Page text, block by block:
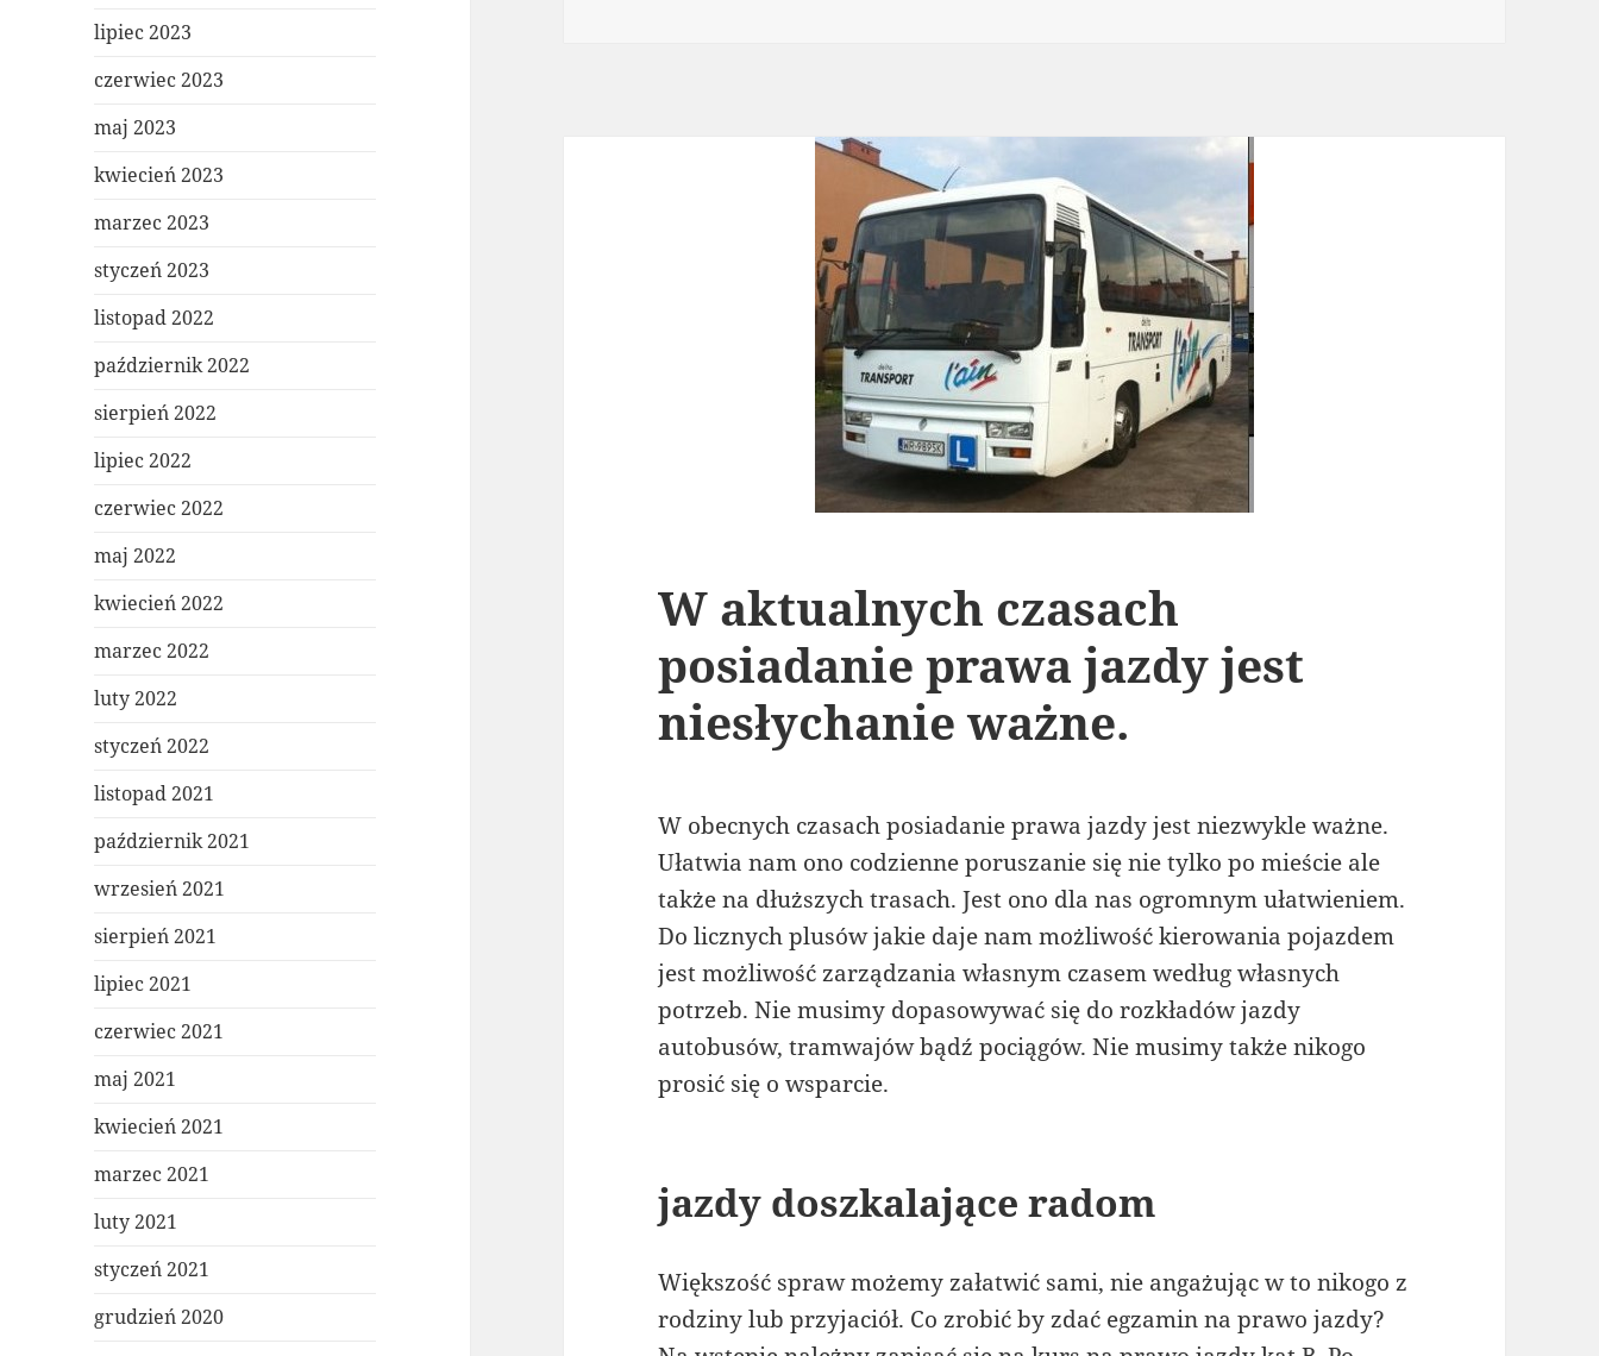
lipiec 2023
czerwiec 2023
maj 2023
kwiecień 2023
marzec 2023
styczeń 2023
listopad 2022
październik 2022
sierpień 2022
lipiec 2022
czerwiec 2022
maj 2022
kwiecień 2022
marzec 2022
luty 2022
styczeń 2022
listopad 2021
październik 2021
wrzesień 2021
sierpień 2021
lipiec 2021
czerwiec 2021
maj 2021
kwiecień 2021
marzec 2021
luty 2021
styczeń 2021
grudzień 2020
W aktualnych czasach
posiadanie prawa jazdy jest
niesłychanie ważne.
W obecnych czasach posiadanie prawa jazdy jest niezwykle ważne.
Ułatwia nam ono codzienne poruszanie się nie tylko po mieście ale
także na dłuższych trasach. Jest ono dla nas ogromnym ułatwieniem.
Do licznych plusów jakie daje nam możliwość kierowania pojazdem
jest możliwość zarządzania własnym czasem według własnych
potrzeb. Nie musimy dopasowywać się do rozkładów jazdy
autobusów, tramwajów bądź pociągów. Nie musimy także nikogo
prosić się o wsparcie.
jazdy doszkalające radom
Większość spraw możemy załatwić sami, nie angażując w to nikogo z
rodziny lub przyjaciół. Co zrobić by zdać egzamin na prawo jazdy?